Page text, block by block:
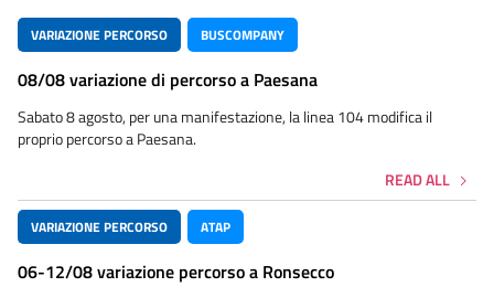
VARIAZIONE PERCORSO BUSCOMPANY
08/08 variazione di percorso a Paesana
Sabato 8 agosto, per una manifestazione, la linea 104 modifica il
proprio percorso a Paesana.
READ ALL
VARIAZIONE PERCORSO ATAP
06-12/08 variazione percorso a Ronsecco